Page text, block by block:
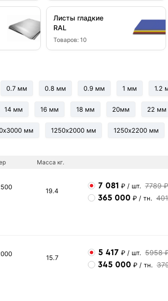
Листы гладкие
RAL
Товаров: 10
0.7 мм 0.8 мм 0.9 мм 1 мм 1.2
14 мм 16 мм 18 мм 20мм 22 мм
мм 1250х2000 мм 1250х2200 мм
Масса кг.
19.4
7 081 ₽ / шт. 7789 ₽
365 000 ₽ / тн.
15.7
5 417 ₽ / шт. 5958
345 000 ₽ / тн.